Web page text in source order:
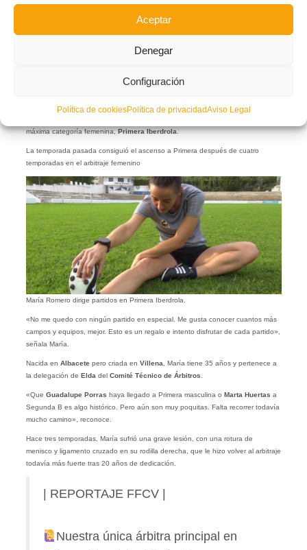
Aceptar
Denegar
Configuración
Política de cookiesPolítica de privacidadAviso Legal
se fijó en el arbitraje cuando tenía apenas 12 años. Jugaba al
máxima categoría femenina,Primera Iberdrola.
La temporada pasada consiguió el ascenso a Primera después de cuatro
temporadas en el arbitraje femenino
María Romero dirige partidos en Primera Iberdrola.
«No me quedo con ningún partido en especial. Me gusta conocer cuantos más
campos y equipos, mejor. Esto es un regalo e intento disfrutar de cada partido»,
señala María.
Nacida en Albacetepero criada en Villena, María tiene 35 años y pertenece a
la delegación de Eldadel Comité Técnico de Árbitros.
«Que Guadalupe Porras haya llegado a Primera masculina o Marta Huertas a
Segunda B es algo histórico. Pero aún son muy poquitas. Falta recorrer todavía
mucho camino», reconoce.
Hace tres temporadas, María sufrió una grave lesión, con una rotura de
menisco y ligamento cruzado en su rodilla derecha, que le hizo volver al arbitraje
todavía más fuerte tras 20 años de dedicación.
| REPORTAJE FFCV |
Nuestra única árbitra principal en